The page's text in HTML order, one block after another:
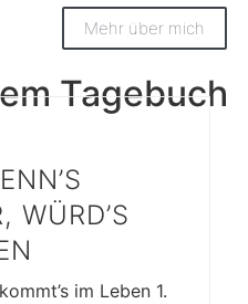
Mehr über mich
Tagebuch
WÜRD’S
im Leben 1.